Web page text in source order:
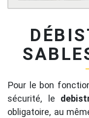
Pour le bon
sécurité, le
obligatoire, au